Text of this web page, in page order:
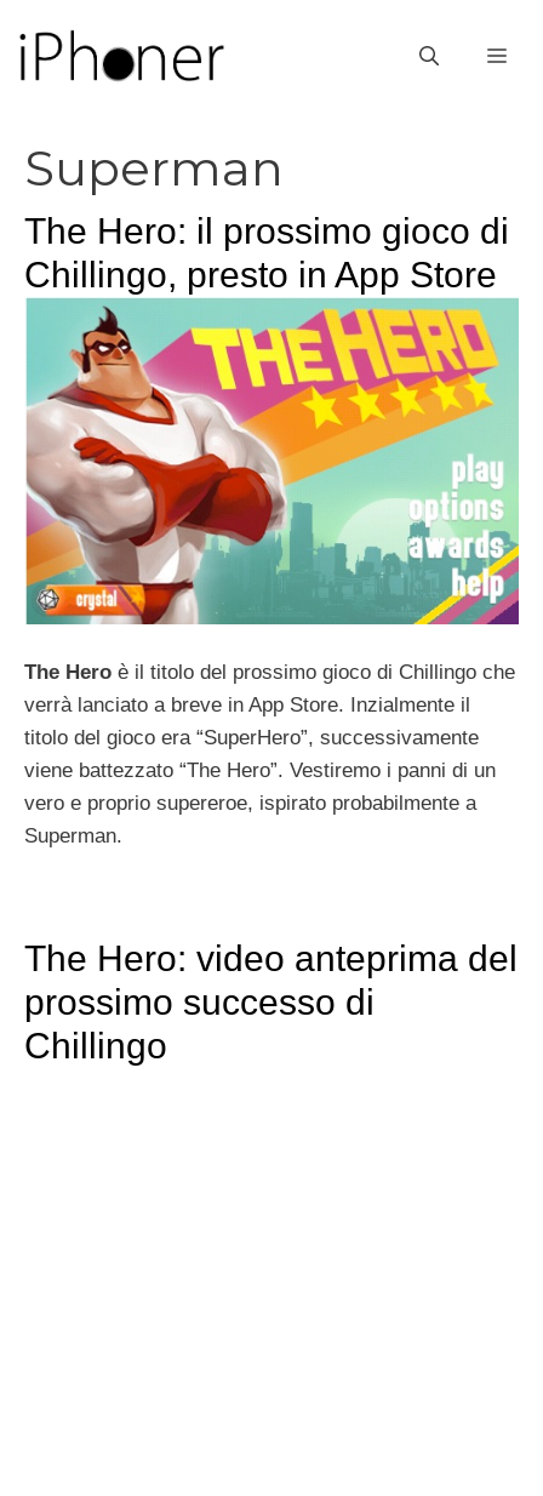
contenuto
Superman
The Hero: il prossimo gioco di
Chillingo, presto in App Store
The Hero è il titolo del prossimo gioco di Chillingo che
verrà lanciato a breve in App Store. Inzialmente il
titolo del gioco era “SuperHero”, successivamente
viene battezzato “The Hero”. Vestiremo i panni di un
vero e proprio supereroe, ispirato probabilmente a
Superman.
The Hero: video anteprima del
prossimo successo di
Chillingo